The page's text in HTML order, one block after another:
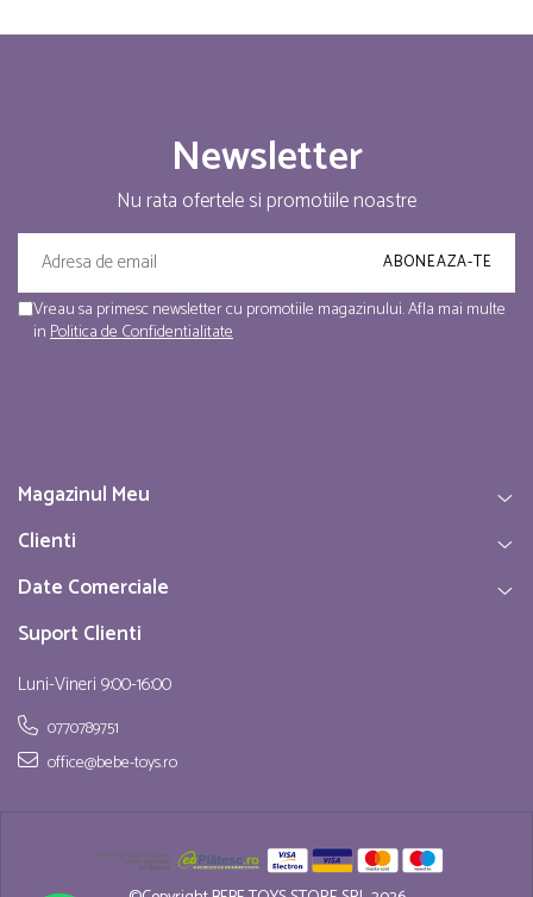
Newsletter
Nu rata ofertele si promotiile noastre
Vreau sa primesc newsletter cu promotiile magazinului. Afla mai multe
inPolitica de Confidentialitate
Magazinul Meu
Clienti
Date Comerciale
Suport Clienti
Luni-Vineri 9:00-16:00
0770789751
office@bebe-toys.ro